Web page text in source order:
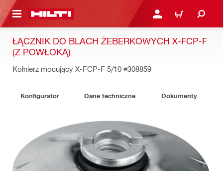
GŁÓWNEJ ZALOGUJ SIĘ LUB
KOSZYK
ŁĄCZNIK DO BLACH ŻEBERKOWYCH X-FCP-F
(Z POWŁOKĄ)
Kołnierz mocujący X-FCP-F 5/10 #308859
Konfigurator Dane techniczne Dokumenty